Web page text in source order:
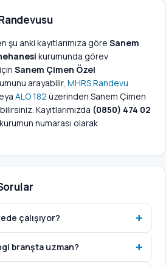
şu anki kayıtlarımıza göre Sanem
kurumunda görev
Sanem Çimen Özel
arayabilir, MHRS Randevu
ALO 182 üzerinden Sanem Çimen
Kayıtlarımızda (0850) 474 02
kurumun numarası olarak
çalışıyor?
branşta uzman?